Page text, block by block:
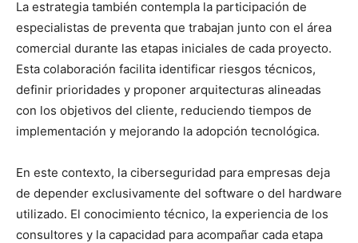
La estrategia también contempla la participación de
especialistas de preventa que trabajan junto con el área
comercial durante las etapas iniciales de cada proyecto.
Esta colaboración facilita identificar riesgos técnicos,
definir prioridades y proponer arquitecturas alineadas
con los objetivos del cliente, reduciendo tiempos de
implementación y mejorando la adopción tecnológica.
En este contexto, la ciberseguridad para empresas deja
de depender exclusivamente del software o del hardware
utilizado. El conocimiento técnico, la experiencia de los
consultores y la capacidad para acompañar cada etapa